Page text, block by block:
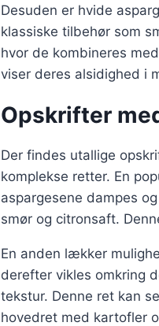
Desuden er hvide
klassiske tilbehør som
hvor de kombineres
viser deres alsidighed i
Opskrifter
Der findes utallige
komplekse retter. En
aspargesene dampes
smør og citronsaft.
En anden lækker
derefter vikles omkring
tekstur. Denne ret kan
hovedret med kartofler